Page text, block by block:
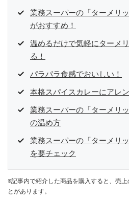
業務スーパーの「ターメリ
がおすすめ！
温めるだけで気軽にターメ
る！
パラパラ食感でおいしい！
本格スパイスカレーにアレン
業務スーパーの「ターメリ
の温め方
業務スーパーの「ターメリ
を要チェック
※記事内で紹介した商品を購入すると、売
とがあります。